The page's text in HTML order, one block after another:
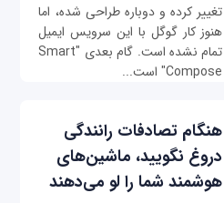
تغییر کرده و دوباره طراحی شده، اما
هنوز کار گوگل با این سرویس ایمیل
تمام نشده است. گام بعدی "Smart
Compose" است...
هنگام تصادفات رانندگی
دروغ نگویید، ماشین‌های
هوشمند شما را لو می‌دهند